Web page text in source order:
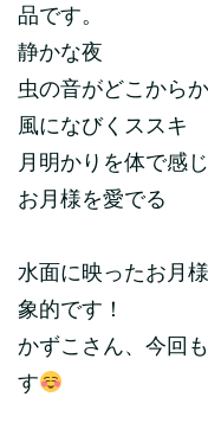
品です。
静かな夜
虫の音がどこから
風になびくススキ
月明かりを体で感
お月様を愛でる
水面に映ったお月
象的です！
かずこさん、今回
す